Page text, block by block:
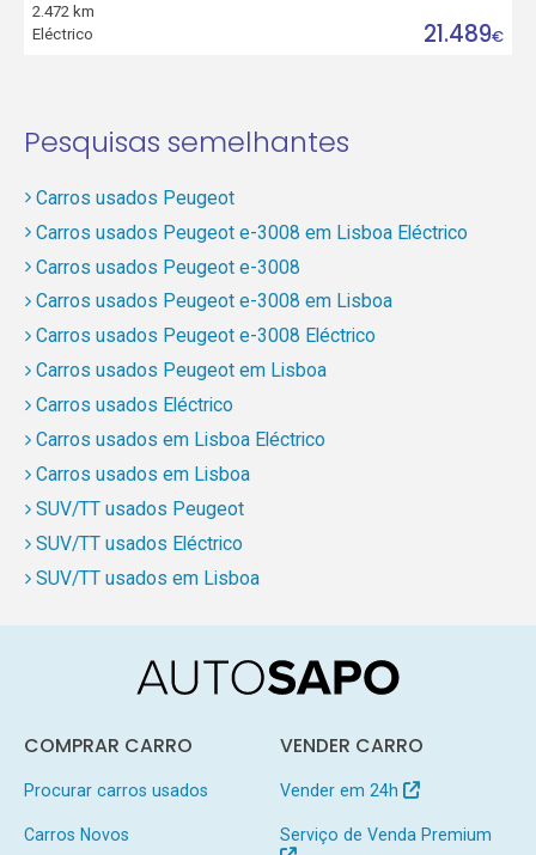
2.472 km
Eléctrico
21.489€
Pesquisas semelhantes
Carros usados Peugeot
Carros usados Peugeot e-3008 em Lisboa Eléctrico
Carros usados Peugeot e-3008
Carros usados Peugeot e-3008 em Lisboa
Carros usados Peugeot e-3008 Eléctrico
Carros usados Peugeot em Lisboa
Carros usados Eléctrico
Carros usados em Lisboa Eléctrico
Carros usados em Lisboa
SUV/TT usados Peugeot
SUV/TT usados Eléctrico
SUV/TT usados em Lisboa
COMPRAR CARRO
Procurar carros usados
Carros Novos
VENDER CARRO
Vender em 24h
Serviço de Venda Premium